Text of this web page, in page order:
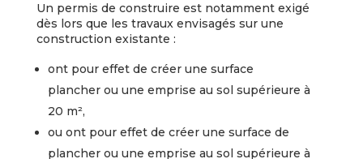
Un permis de construire est notamment exigé
dès lors que les travaux envisagés sur une
construction existante :
ont pour effet de créer une surface
plancher ou une emprise au sol supérieure à
20 m²,
ou ont pour effet de créer une surface de
plancher ou une emprise au sol supérieure à